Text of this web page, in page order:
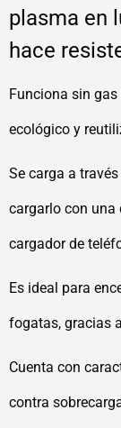
plasma en
hace
Funciona sin
ecológico y
Se carga a
cargarlo con una
cargador de
Es ideal para
fogatas, gracias
Cuenta con
contra